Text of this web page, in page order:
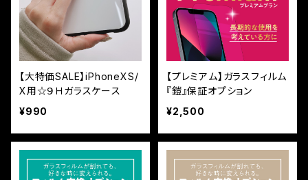
【大特価SALE】iPhoneXS/
X用☆９Ｈガラスケース
¥990
【プレミアム】ガラスフィルム
『鎧』保証オプション
¥2,500